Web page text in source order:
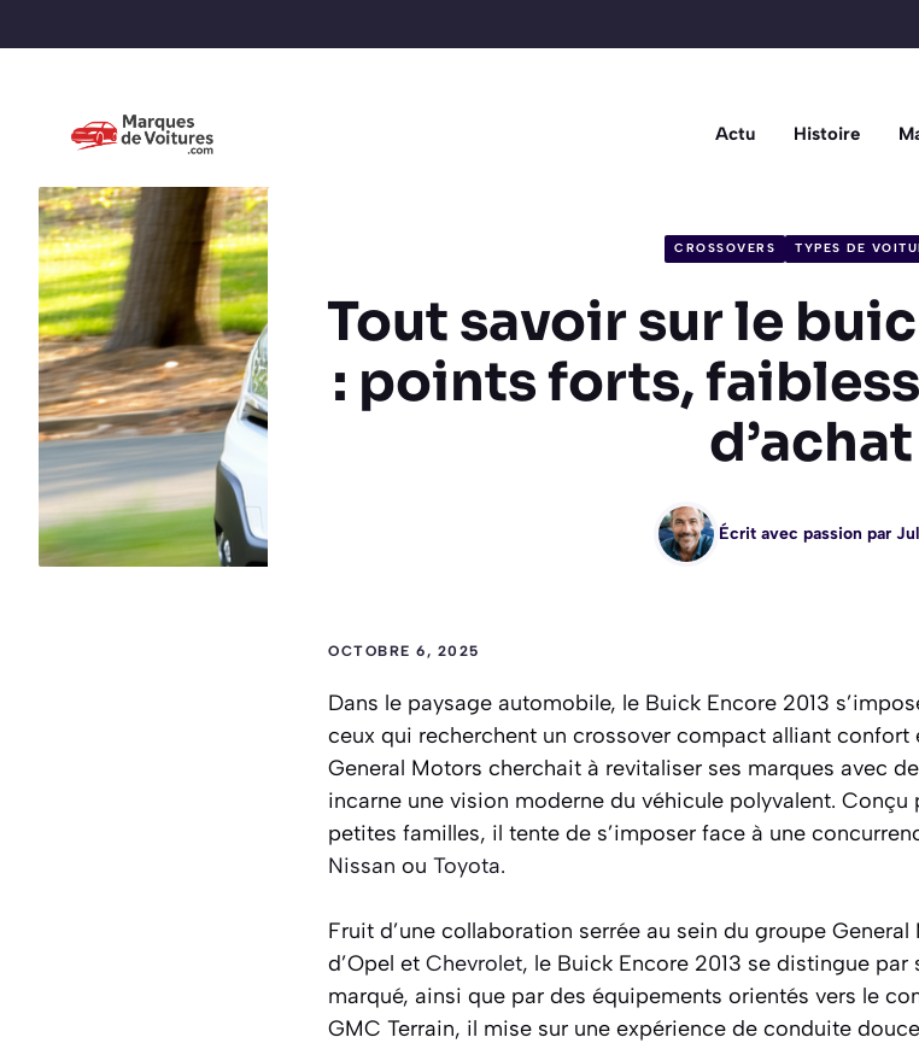
Actu Histoire
CROSSOVERS TYPES DE
Tout savoir sur le
: points forts,
d’achat
Écrit avec passion par
OCTOBRE 6, 2025
Dans le paysage automobile, le Buick Encore 2013
ceux qui recherchent un crossover compact alliant
General Motors cherchait à revitaliser ses marques avec
incarne une vision moderne du véhicule polyvalent.
petites familles, il tente de s’imposer face à une
Nissan ou Toyota.
Fruit d’une collaboration serrée au sein du groupe
d’Opel et Chevrolet, le Buick Encore 2013 se distingue
marqué, ainsi que par des équipements orientés vers le
GMC Terrain, il mise sur une expérience de conduite